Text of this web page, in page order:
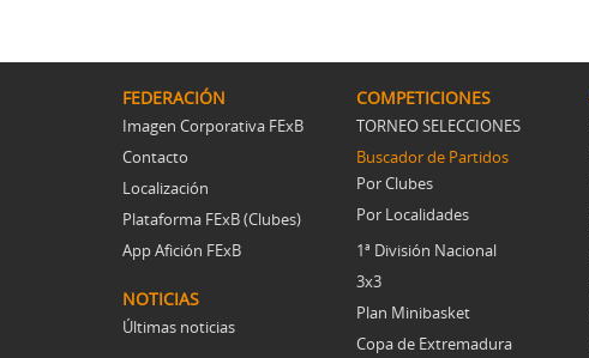
FEDERACIÓN
Imagen Corporativa FExB
Contacto
Localización
Plataforma FExB (Clubes)
App Afición FExB
NOTICIAS
Últimas noticias
COMPETICIONES
TORNEO SELECCIONES
Buscador de Partidos
Por Clubes
Por Localidades
1ª División Nacional
3x3
Plan Minibasket
Copa de Extremadura